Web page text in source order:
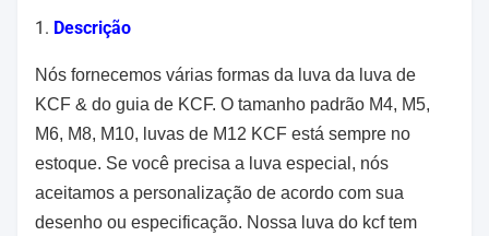
1. Descrição
Nós fornecemos várias formas da luva da luva de
KCF & do guia de KCF. O tamanho padrão M4, M5,
M6, M8, M10, luvas de M12 KCF está sempre no
estoque. Se você precisa a luva especial, nós
aceitamos a personalização de acordo com sua
desenho ou especificação. Nossa luva do kcf tem